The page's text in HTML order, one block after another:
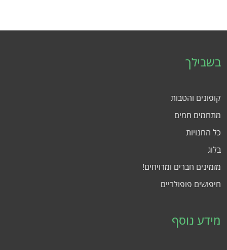
בשבילך
קופונים והטבות
מתחמים חמים
כל החנויות
בלוג
מזמינים חברים ומרויחים!
חיפושים פופולריים
מידע נוסף